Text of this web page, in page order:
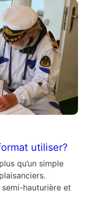
utiliser?
qu’un simple
hauturière et